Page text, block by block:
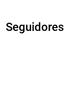
Seguidores